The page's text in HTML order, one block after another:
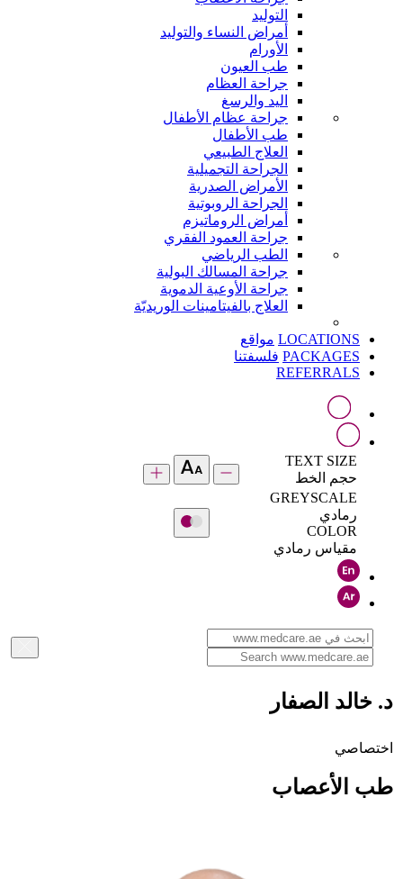
التوليد
أمراض النساء والتوليد
الأورام
طب العيون
جراحة العظام
اليد والرسغ
جراحة عظام الأطفال
طب الأطفال
العلاج الطبيعي
الجراحة التجميلية
الأمراض الصدرية
الجراحة الروبوتية
أمراض الروماتيزم
جراحة العمود الفقري
الطب الرياضي
جراحة المسالك البولية
جراحة الأوعية الدموية
العلاج بالفيتامينات الوريديّة
LOCATIONS مواقع
PACKAGES فلسفتنا
REFERRALS
TEXT SIZE
حجم الخط
GREYSCALE
رمادي
COLOR
مقياس رمادي
د. خالد الصفار
اختصاصي
طب الأعصاب